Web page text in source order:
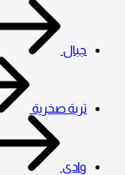
جبال
تربة صخرية
وادي